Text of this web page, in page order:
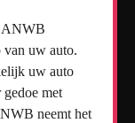
ANWB
van uw auto.
uw auto
gedoe met
neemt het